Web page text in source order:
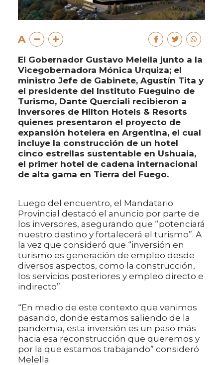
A
El Gobernador Gustavo Melella junto a la
Vicegobernadora Mónica Urquiza; el
ministro Jefe de Gabinete, Agustín Tita y
el presidente del Instituto Fueguino de
Turismo, Dante Querciali recibieron a
inversores de Hilton Hotels & Resorts
quienes presentaron el proyecto de
expansión hotelera en Argentina, el cual
incluye la construcción de un hotel
cinco estrellas sustentable en Ushuaia,
el primer hotel de cadena internacional
de alta gama en Tierra del Fuego.
Luego del encuentro, el Mandatario
Provincial destacó el anuncio por parte de
los inversores, asegurando que “potenciará
nuestro destino y fortalecerá el turismo”. A
la vez que consideró que “inversión en
turismo es generación de empleo desde
diversos aspectos, como la construcción,
los servicios posteriores y empleo directo e
indirecto”.
“En medio de este contexto que venimos
pasando, donde estamos saliendo de la
pandemia, esta inversión es un paso más
hacia esa reconstrucción que queremos y
por la que estamos trabajando” consideró
Melella.